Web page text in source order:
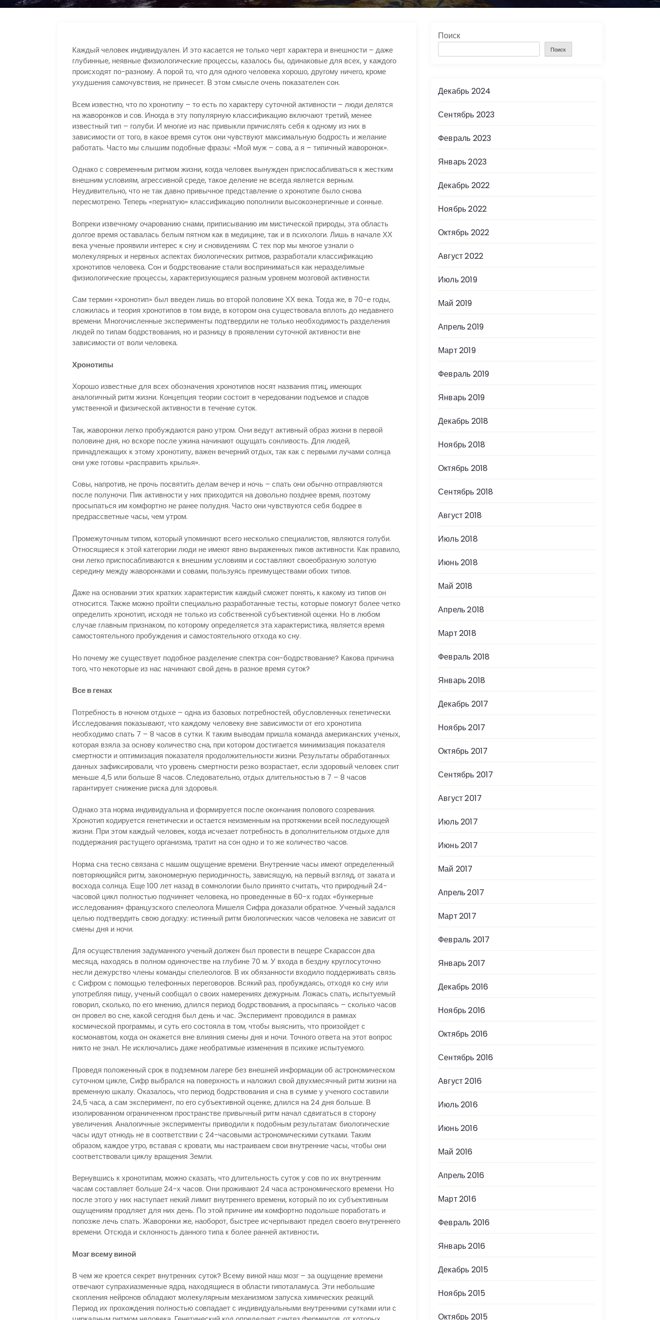
Каждый человек индивидуален. И это касается не только черт характера и внешности – даже
глубинные, неявные физиологические процессы, казалось бы, одинаковые для всех, у каждого
происходят по-разному. А порой то, что для одного человека хорошо, другому ничего, кроме
ухудшения самочувствия, не принесет. В этом смысле очень показателен сон.
Всем известно, что по хронотипу – то есть по характеру суточной активности – люди делятся
на жаворонков и сов. Иногда в эту популярную классификацию включают третий, менее
известный тип – голуби. И многие из нас привыкли причислять себя к одному из них в
зависимости от того, в какое время суток они чувствуют максимальную бодрость и желание
работать. Часто мы слышим подобные фразы: «Мой муж – сова, а я – типичный жаворонок».
Однако с современным ритмом жизни, когда человек вынужден приспосабливаться к жестким
внешним условиям, агрессивной среде, такое деление не всегда является верным.
Неудивительно, что не так давно привычное представление о хронотипе было снова
пересмотрено. Теперь «пернатую» классификацию пополнили высокоэнергичные и сонные.
Вопреки извечному очарованию снами, приписыванию им мистической природы, эта область
долгое время оставалась белым пятном как в медицине, так и в психологи. Лишь в начале ХХ
века ученые проявили интерес к сну и сновидениям. С тех пор мы многое узнали о
молекулярных и нервных аспектах биологических ритмов, разработали классификацию
хронотипов человека. Сон и бодрствование стали восприниматься как неразделимые
физиологические процессы, характеризующиеся разным уровнем мозговой активности.
Сам термин «хронотип» был введен лишь во второй половине ХХ века. Тогда же, в 70-е годы,
сложилась и теория хронотипов в том виде, в котором она существовала вплоть до недавнего
времени. Многочисленные эксперименты подтвердили не только необходимость разделения
людей по типам бодрствования, но и разницу в проявлении суточной активности вне
зависимости от воли человека.
Хронотипы
Хорошо известные для всех обозначения хронотипов носят названия птиц, имеющих
аналогичный ритм жизни. Концепция теории состоит в чередовании подъемов и спадов
умственной и физической активности в течение суток.
Так, жаворонки легко пробуждаются рано утром. Они ведут активный образ жизни в первой
половине дня, но вскоре после ужина начинают ощущать сонливость. Для людей,
принадлежащих к этому хронотипу, важен вечерний отдых, так как с первыми лучами солнца
они уже готовы «расправить крылья».
Совы, напротив, не прочь посвятить делам вечер и ночь – спать они обычно отправляются
после полуночи. Пик активности у них приходится на довольно позднее время, поэтому
просыпаться им комфортно не ранее полудня. Часто они чувствуются себя бодрее в
предрассветные часы, чем утром.
Промежуточным типом, который упоминают всего несколько специалистов, являются голуби.
Относящиеся к этой категории люди не имеют явно выраженных пиков активности. Как правило,
они легко приспосабливаются к внешним условиям и составляют своеобразную золотую
середину между жаворонками и совами, пользуясь преимуществами обоих типов.
Даже на основании этих кратких характеристик каждый сможет понять, к какому из типов он
относится. Также можно пройти специально разработанные тесты, которые помогут более четко
определить хронотип, исходя не только из собственной субъективной оценки. Но в любом
случае главным признаком, по которому определяется эта характеристика, является время
самостоятельного пробуждения и самостоятельного отхода ко сну.
Но почему же существует подобное разделение спектра сон-бодрствование? Какова причина
того, что некоторые из нас начинают свой день в разное время суток?
Все в генах
Потребность в ночном отдыхе – одна из базовых потребностей, обусловленных генетически.
Исследования показывают, что каждому человеку вне зависимости от его хронотипа
необходимо спать 7 – 8 часов в сутки. К таким выводам пришла команда американских ученых,
которая взяла за основу количество сна, при котором достигается минимизация показателя
смертности и оптимизация показателя продолжительности жизни. Результаты обработанных
данных зафиксировали, что уровень смертности резко возрастает, если здоровый человек спит
меньше 4,5 или больше 8 часов. Следовательно, отдых длительностью в 7 – 8 часов
гарантирует снижение риска для здоровья.
Однако эта норма индивидуальна и формируется после окончания полового созревания.
Хронотип кодируется генетически и остается неизменным на протяжении всей последующей
жизни. При этом каждый человек, когда исчезает потребность в дополнительном отдыхе для
поддержания растущего организма, тратит на сон одно и то же количество часов.
Норма сна тесно связана с нашим ощущение времени. Внутренние часы имеют определенный
повторяющийся ритм, закономерную периодичность, зависящую, на первый взгляд, от заката и
восхода солнца. Еще 100 лет назад в сомнологии было принято считать, что природный 24-
часовой цикл полностью подчиняет человека, но проведенные в 60-х годах «бункерные
исследования» французского спелеолога Мишеля Сифра доказали обратное. Ученый задался
целью подтвердить свою догадку: истинный ритм биологических часов человека не зависит от
смены дня и ночи.
Для осуществления задуманного ученый должен был провести в пещере Скарассон два
месяца, находясь в полном одиночестве на глубине 70 м. У входа в бездну круглосуточно
несли дежурство члены команды спелеологов. В их обязанности входило поддерживать связь
с Сифром с помощью телефонных переговоров. Всякий раз, пробуждаясь, отходя ко сну или
употребляя пищу, ученый сообщал о своих намерениях дежурным. Ложась спать, испытуемый
говорил, сколько, по его мнению, длился период бодрствования, а просыпаясь – сколько часов
он провел во сне, какой сегодня был день и час. Эксперимент проводился в рамках
космической программы, и суть его состояла в том, чтобы выяснить, что произойдет с
космонавтом, когда он окажется вне влияния смены дня и ночи. Точного ответа на этот вопрос
никто не знал. Не исключались даже необратимые изменения в психике испытуемого.
Проведя положенный срок в подземном лагере без внешней информации об астрономическом
суточном цикле, Сифр выбрался на поверхность и наложил свой двухмесячный ритм жизни на
временную шкалу. Оказалось, что период бодрствования и сна в сумме у ученого составили
24,5 часа, а сам эксперимент, по его субъективной оценке, длился на 24 дня больше. В
изолированном ограниченном пространстве привычный ритм начал сдвигаться в сторону
увеличения. Аналогичные эксперименты приводили к подобным результатам: биологические
часы идут отнюдь не в соответствии с 24-часовыми астрономическими сутками. Таким
образом, каждое утро, вставая с кровати, мы настраиваем свои внутренние часы, чтобы они
соответствовали циклу вращения Земли.
Вернувшись к хронотипам, можно сказать, что длительность суток у сов по их внутренним
часам составляет больше 24-х часов. Они проживают 24 часа астрономического времени. Но
после этого у них наступает некий лимит внутреннего времени, который по их субъективным
ощущениям продляет для них день. По этой причине им комфортно подольше поработать и
попозже лечь спать. Жаворонки же, наоборот, быстрее исчерпывают предел своего внутреннего
времени. Отсюда и склонность данного типа к более ранней активности.
Мозг всему виной
В чем же кроется секрет внутренних суток? Всему виной наш мозг – за ощущение времени
отвечают супрахиазменные ядра, находящиеся в области гипоталамуса. Эти небольшие
скопления нейронов обладают молекулярным механизмом запуска химических реакций.
Период их прохождения полностью совпадает с индивидуальными внутренними сутками или с
Поиск
Поиск
Декабрь 2024
Сентябрь 2023
Февраль 2023
Январь 2023
Декабрь 2022
Ноябрь 2022
Октябрь 2022
Август 2022
Июль 2019
Май 2019
Апрель 2019
Март 2019
Февраль 2019
Январь 2019
Декабрь 2018
Ноябрь 2018
Октябрь 2018
Сентябрь 2018
Август 2018
Июль 2018
Июнь 2018
Май 2018
Апрель 2018
Март 2018
Февраль 2018
Январь 2018
Декабрь 2017
Ноябрь 2017
Октябрь 2017
Сентябрь 2017
Август 2017
Июль 2017
Июнь 2017
Май 2017
Апрель 2017
Март 2017
Февраль 2017
Январь 2017
Декабрь 2016
Ноябрь 2016
Октябрь 2016
Сентябрь 2016
Август 2016
Июль 2016
Июнь 2016
Май 2016
Апрель 2016
Март 2016
Февраль 2016
Январь 2016
Декабрь 2015
Ноябрь 2015
Октябрь 2015